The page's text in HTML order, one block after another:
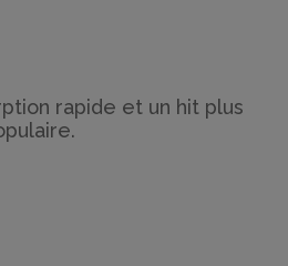
rapide et un hit plus